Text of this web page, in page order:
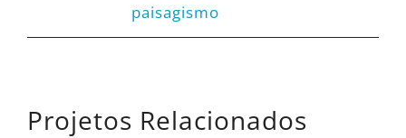
paisagismo
Projetos Relacionados